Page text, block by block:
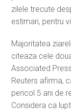
zilele trecute
estimari, pentru
Majoritatea
citeaza cele
Associated
Reuters afirma,
pericol 5 ani de
Considera ca